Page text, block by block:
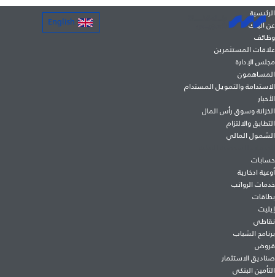
English
الرئيسية
عن البنك
وظائف
علاقات المستثمرين
مجلس الإدارة
المساهمون
الاستدامة والتمويل المستدام
الأخبار
الخزانة وسوق رأس المال
التطابق والالتزام
الشمول المالي
حسابات
أوعية ادخارية
خدمات الرواتب
بطاقات
إيليت
نقاطي
برنامج الشباب
قروض
صناديق الاستثمار
التأمين البنكى
نموذج تسجيل المشروعات الصغيرة
والمتوسطة
"المؤتمر الثاني لخدمات تنمية الأعمال"